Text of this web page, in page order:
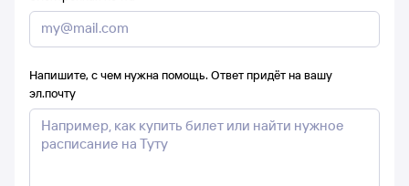
Напишите, с чем нужна помощь. Ответ придёт на вашу
эл.почту